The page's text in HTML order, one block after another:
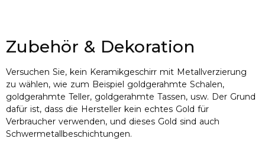
Zubehör & Dekoration
Versuchen Sie, kein Keramikgeschirr mit Metallverzierung
zu wählen, wie zum Beispiel goldgerahmte Schalen,
goldgerahmte Teller, goldgerahmte Tassen, usw. Der Grund
dafür ist, dass die Hersteller kein echtes Gold für
Verbraucher verwenden, und dieses Gold sind auch
Schwermetallbeschichtungen.